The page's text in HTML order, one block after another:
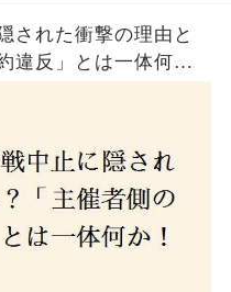
された衝撃の理由と
違反」とは一体何